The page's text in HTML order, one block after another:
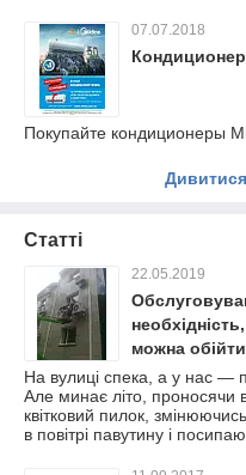
07.07.2018
Покупайте кондиционеры
Статті
22.05.2019
можна
На вулиці спека, а у нас ―
Але минає літо, проносячи
квітковий пилок,
в повітрі павутину і